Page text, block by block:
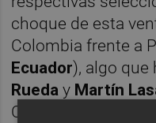
choque de esta
Colombia frente a
Ecuador), algo que
Rueda y Martín
Colombia y Chile,